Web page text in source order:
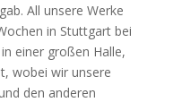
All unsere Werke
in Stuttgart bei
einer großen Halle,
wobei wir unsere
den anderen